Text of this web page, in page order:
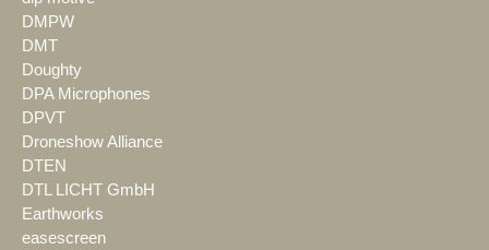
DMPW
DMT
Doughty
DPA Microphones
DPVT
Droneshow Alliance
DTEN
DTL LICHT GmbH
Earthworks
easescreen